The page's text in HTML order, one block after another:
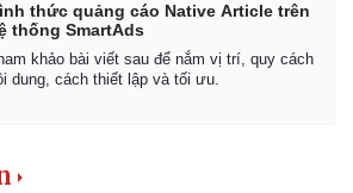
thức quảng cáo Native Article trên
thống SmartAds
khảo bài viết sau để nắm vị trí, quy cách
dung, cách thiết lập và tối ưu.